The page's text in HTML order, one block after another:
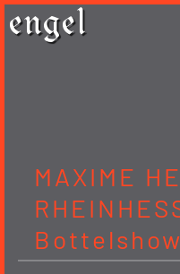
Skip
to
content
engel
MAXIME
Bottelshow